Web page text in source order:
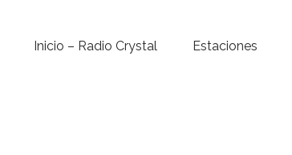
Inicio – Radio Crystal Estaciones